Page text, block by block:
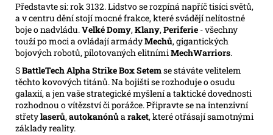
Představte si: rok 3132. Lidstvo se rozpíná napříč tisíci světů,
a v centru dění stojí mocné frakce, které svádějí nelítostné
boje o nadvládu.Velké Domy,Klany,Periferie - všechny
touží po moci a ovládají armádyMechů, gigantických
bojových robotů, pilotovaných elitnímiMechWarriors.
SBattleTech Alpha Strike Box Setemse stáváte velitelem
těchto kovových titánů. Na bojišti se rozhoduje o osudu
galaxií, a jen vaše strategické myšlení a taktické dovednosti
rozhodnou o vítězství či porážce. Připravte se na intenzivní
střetylaserů,autokanónůaraket, které otřásají samotnými
základy reality.